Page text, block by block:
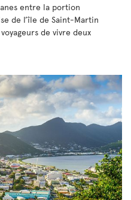
entre la portion
de l’île de Saint-Martin
de vivre deux